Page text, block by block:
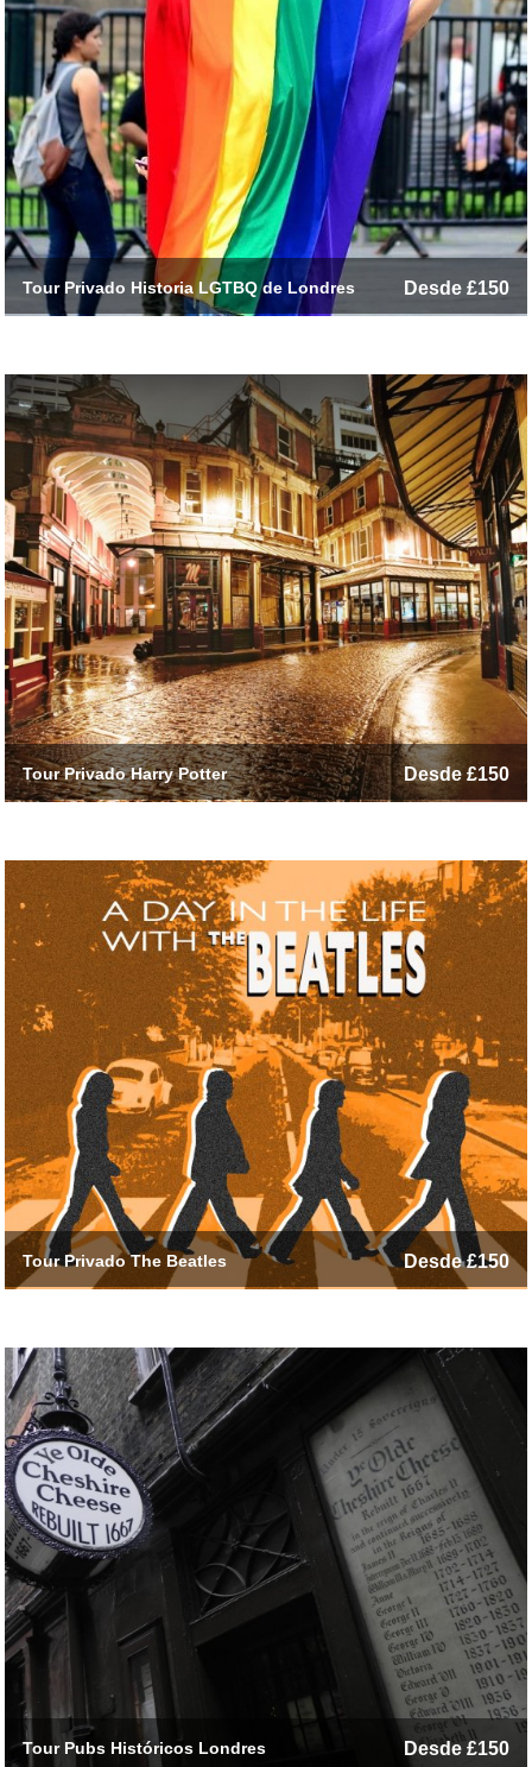
Tour Privado Historia LGTBQ de Londres Desde £150
Tour Privado Harry Potter Desde £150
Tour Privado The Beatles Desde £150
Tour Pubs Históricos Londres Desde £150